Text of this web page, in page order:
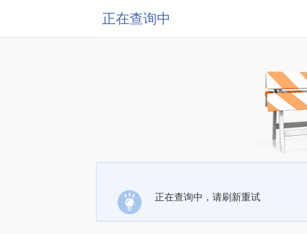
正在查询中
正在查询中，请刷新重试